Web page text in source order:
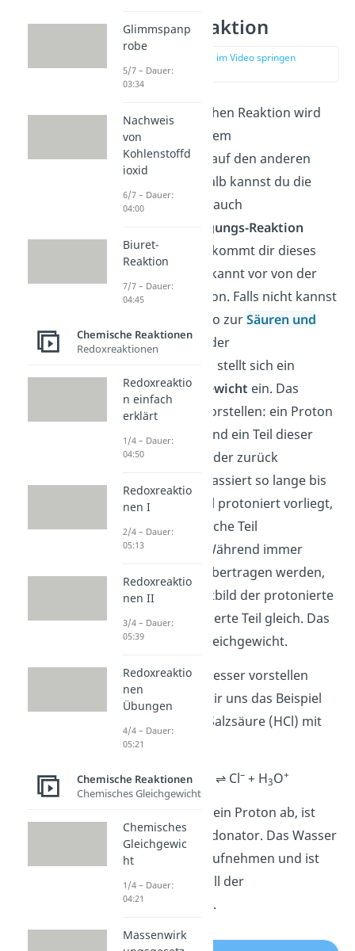
Protolysereaktion
zur Stelle im Video springen
(00:28)
Bei der protolytischen Reaktion wird
ein Proton von einem
Reaktionspartner auf den anderen
übertragen. Deshalb kannst du die
Protolysereaktion auch
Protonenübertragungs-Reaktion
nennen. Vielleicht kommt dir dieses
Konzept schon bekannt vor von der
Säure-Base-Reaktion. Falls nicht kannst
du hier unser Video zurSäuren und
Basenfinden. Bei der
stellt sich ein
Protolysegleichgewicht ein. Das
kannst du dir so vorstellen: ein Proton
wird übertragen und ein Teil dieser
Protonen wird wieder zurück
übertragen. Das passiert so lange bis
ein gewisser Anteil protoniert vorliegt,
während der restliche Teil
unprotoniert ist. Während immer
weiter Protonen übertragen werden,
bleiben im Gesamtbild der protonierte
und der unprotonierte Teil gleich. Das
ist das Protolysegleichgewicht.
Damit du dir das besser vorstellen
kannst, schauen wir uns das Beispiel
der Reaktion von Salzsäure (HCl) mit
Wasser (H
HCl + H
O ⇌ Cl–+ H3O+
Die Salzsäure gibt ein Proton ab, ist
also der Protonendonator. Das Wasser
kann das Proton aufnehmen und ist
somit in diesem Fall der
Protonenakzeptor.
Glimmspanp
robe
5/7 – Dauer:
03:34
Nachweis
von
Kohlenstoffd
ioxid
6/7 – Dauer:
04:00
Biuret-
Reaktion
7/7 – Dauer:
04:45
Chemische Reaktionen
Redoxreaktionen
Redoxreaktio
n einfach
erklärt
1/4 – Dauer:
04:50
Redoxreaktio
nen I
2/4 – Dauer:
05:13
Redoxreaktio
nen II
3/4 – Dauer:
05:39
Redoxreaktio
nen
Übungen
4/4 – Dauer:
05:21
Chemische Reaktionen
Chemisches Gleichgewicht
Chemisches
Gleichgewic
ht
1/4 – Dauer:
04:21
Massenwirk